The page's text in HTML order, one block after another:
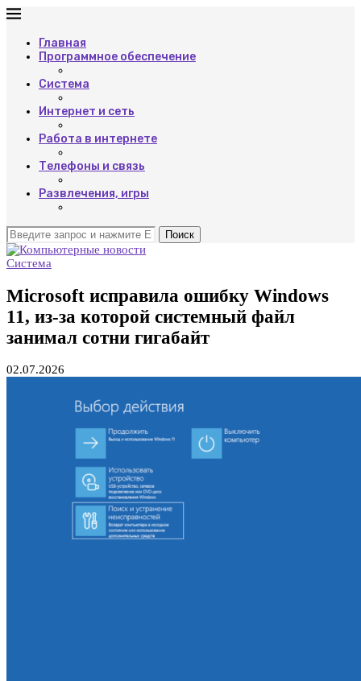
Главная
Программное обеспечение
Система
Интернет и сеть
Работа в интернете
Телефоны и связь
Развлечения, игры
Поиск
Система
Microsoft исправила ошибку Windows
11, из-за которой системный файл
занимал сотни гигабайт
02.07.2026